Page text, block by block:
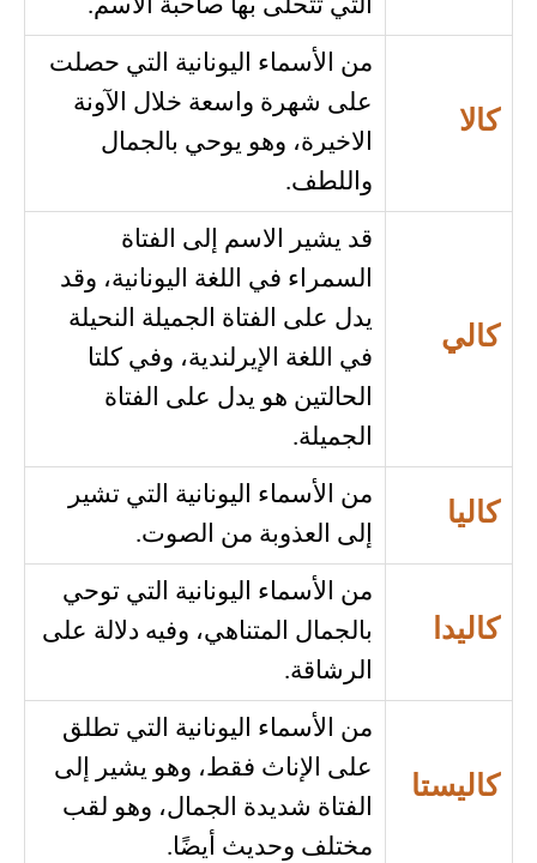
التي تتحلى بها صاحبة الاسم.
كالا
من الأسماء اليونانية التي حصلت
على شهرة واسعة خلال الآونة
الاخيرة، وهو يوحي بالجمال
واللطف.
كالي
قد يشير الاسم إلى الفتاة
السمراء في اللغة اليونانية، وقد
يدل على الفتاة الجميلة النحيلة
في اللغة الإيرلندية، وفي كلتا
الحالتين هو يدل على الفتاة
الجميلة.
كاليا
من الأسماء اليونانية التي تشير
إلى العذوبة من الصوت.
كاليدا
من الأسماء اليونانية التي توحي
بالجمال المتناهي، وفيه دلالة على
الرشاقة.
كاليستا
من الأسماء اليونانية التي تطلق
على الإناث فقط، وهو يشير إلى
الفتاة شديدة الجمال، وهو لقب
مختلف وحديث أيضًا.